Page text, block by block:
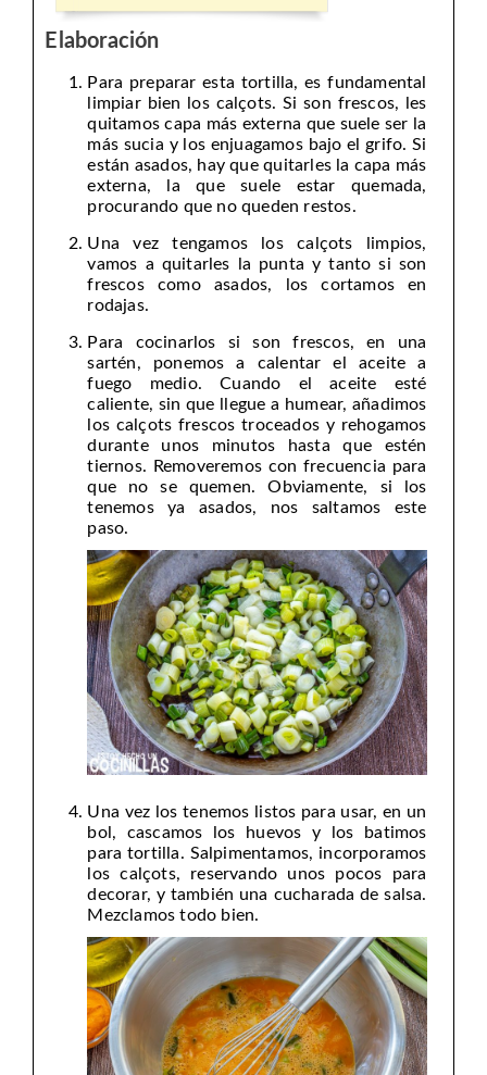
Elaboración
Para preparar esta tortilla, es fundamental
limpiar bien los calçots. Si son frescos, les
quitamos capa más externa que suele ser la
más sucia y los enjuagamos bajo el grifo. Si
están asados, hay que quitarles la capa más
externa, la que suele estar quemada,
procurando que no queden restos.
Una vez tengamos los calçots limpios,
vamos a quitarles la punta y tanto si son
frescos como asados, los cortamos en
rodajas.
Para cocinarlos si son frescos, en una
sartén, ponemos a calentar el aceite a
fuego medio. Cuando el aceite esté
caliente, sin que llegue a humear, añadimos
los calçots frescos troceados y rehogamos
durante unos minutos hasta que estén
tiernos. Removeremos con frecuencia para
que no se quemen. Obviamente, si los
tenemos ya asados, nos saltamos este
paso.
Una vez los tenemos listos para usar, en un
bol, cascamos los huevos y los batimos
para tortilla. Salpimentamos, incorporamos
los calçots, reservando unos pocos para
decorar, y también una cucharada de salsa.
Mezclamos todo bien.